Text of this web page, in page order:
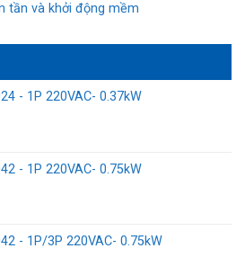
tần và khởi động mềm
- 1P 220VAC- 0.37kW
- 1P 220VAC- 0.75kW
- 1P/3P 220VAC- 0.75kW